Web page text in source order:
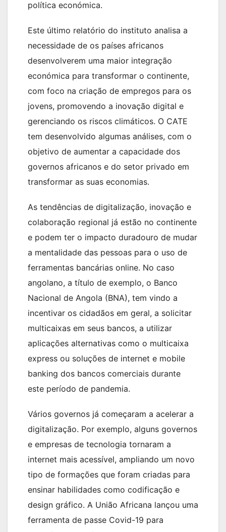
política económica.
Este último relatório do instituto analisa a
necessidade de os países africanos
desenvolverem uma maior integração
económica para transformar o continente,
com foco na criação de empregos para os
jovens, promovendo a inovação digital e
gerenciando os riscos climáticos. O CATE
tem desenvolvido algumas análises, com o
objetivo de aumentar a capacidade dos
governos africanos e do setor privado em
transformar as suas economias.
As tendências de digitalização, inovação e
colaboração regional já estão no continente
e podem ter o impacto duradouro de mudar
a mentalidade das pessoas para o uso de
ferramentas bancárias online. No caso
angolano, a título de exemplo, o Banco
Nacional de Angola (BNA), tem vindo a
incentivar os cidadãos em geral, a solicitar
multicaixas em seus bancos, a utilizar
aplicações alternativas como o multicaixa
express ou soluções de internet e mobile
banking dos bancos comerciais durante
este período de pandemia.
Vários governos já começaram a acelerar a
digitalização. Por exemplo, alguns governos
e empresas de tecnologia tornaram a
internet mais acessível, ampliando um novo
tipo de formações que foram criadas para
ensinar habilidades como codificação e
design gráfico. A União Africana lançou uma
ferramenta de passe Covid-19 para